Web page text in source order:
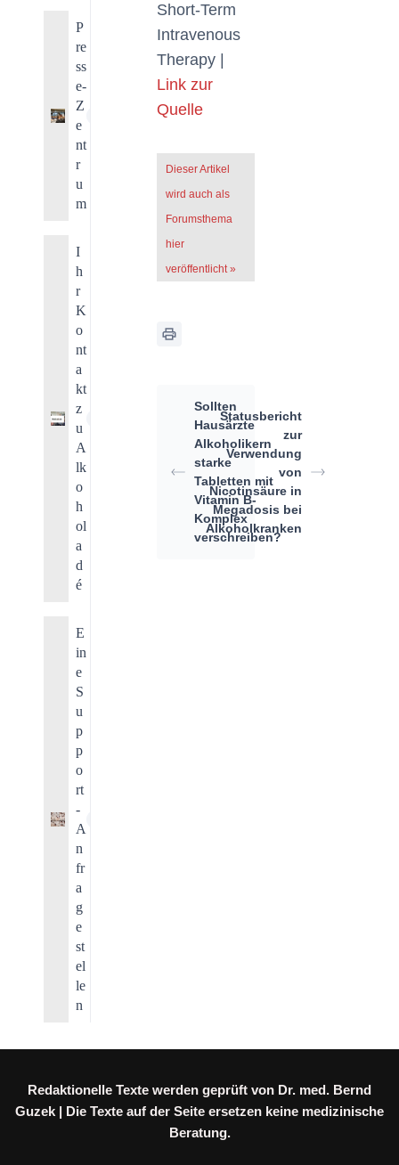
P
re
ss
e-
Z
e
nt
r
u
m
I
h
r
K
o
nt
a
kt
z
u
A
lk
o
h
ol
a
d
é
E
in
e
S
u
p
p
o
rt
-
A
n
fr
a
g
e
st
el
le
n
Short-Term
Intravenous
Therapy |
Link zur
Quelle
Dieser Artikel
wird auch als
Forumsthema
hier
veröffentlicht »
Sollten
Hausärzte
Alkoholikern
starke
Tabletten mit
Vitamin B-
Komplex
verschreiben?
Statusbericht
zur
Verwendung
von
Nicotinsäure in
Megadosis bei
Alkoholkranken
Redaktionelle Texte werden geprüft von Dr. med. Bernd
Guzek | Die Texte auf der Seite ersetzen keine medizinische
Beratung.